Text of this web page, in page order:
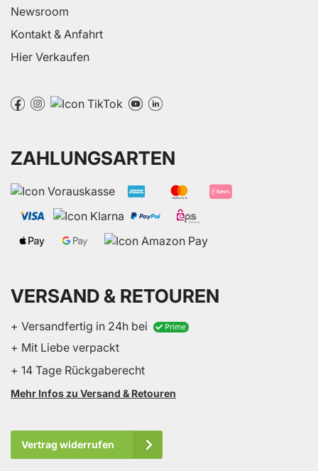
Newsroom
Kontakt & Anfahrt
Hier Verkaufen
ZAHLUNGSARTEN
VERSAND & RETOUREN
+ Versandfertig in 24h bei
+ Mit Liebe verpackt
+ 14 Tage Rückgaberecht
Mehr Infos zu Versand & Retouren
Vertrag widerrufen